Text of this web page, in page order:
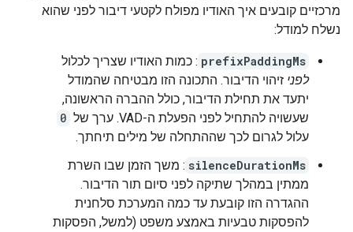
מרכזיים קובעים איך האודיו מפולח לקטעי דיבור לפני שהוא
נשלח למודל:
prefixPaddingMs : כמות האודיו שצריך לכלול
לפני זיהוי הדיבור. התכונה הזו מבטיחה שהמודל
יתעד את תחילת הדיבור, כולל ההברה הראשונה,
שעשויה להתחיל לפני הפעלת ה-VAD. ערך של
0
עלול לגרום לכך שההתחלה של מילים תיחתך.
silenceDurationMs : משך הזמן שבו השרת
ממתין במהלך שתיקה לפני סיום תור הדיבור.
ההגדרה הזו קובעת עד כמה המערכת סלחנית
להפסקות טבעיות באמצע משפט (למשל, הפסקות